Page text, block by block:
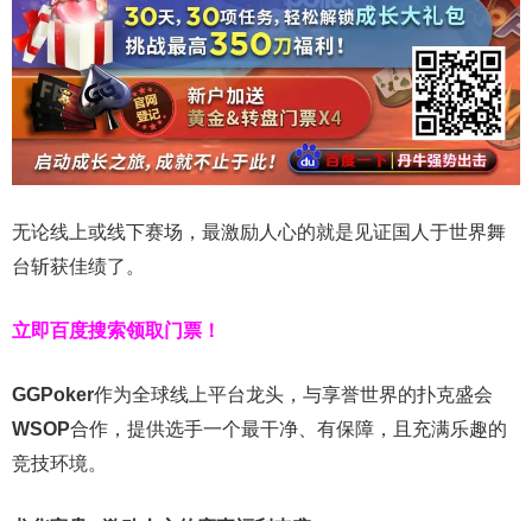
无论线上或线下赛场，最激励人心的就是见证国人于世界舞
台斩获佳绩了。
立即百度搜索领取门票！
GGPoker作为全球线上平台龙头，与享誉世界的扑克盛会
WSOP合作，提供选手一个最干净、有保障，且充满乐趣的
竞技环境。